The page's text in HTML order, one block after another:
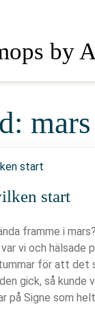
by
start
framme i
vi och hälsade
för att det
gick, så kunde
på Signe som